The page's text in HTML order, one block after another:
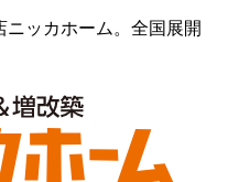
ニッカホーム。全国展開